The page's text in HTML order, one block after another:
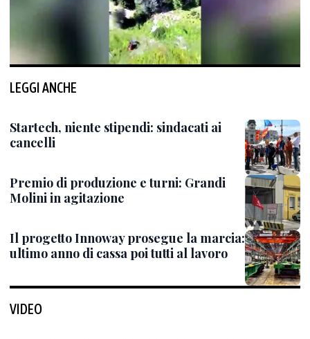
LEGGI ANCHE
Startech, niente stipendi: sindacati ai
cancelli
Premio di produzione e turni: Grandi
Molini in agitazione
Il progetto Innoway prosegue la marcia:
ultimo anno di cassa poi tutti al lavoro
VIDEO